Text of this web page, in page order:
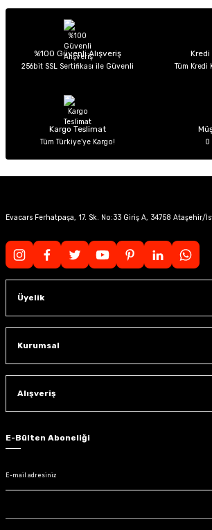
Ürün açıklamasında eksik bilgiler bulunuyor.
Ürün bilgilerinde hatalar bulunuyor.
Ürün fiyatı diğer sitelerden daha pahalı.
Sitemize ilk yorumu siz
%100 Güvenli Alışveriş
256bit SSL Sertifikası ile Güvenli
Kredi
Tüm Kredi
Kargo Teslimat
Tüm Türkiye’ye Kargo! 0
Evacars Ferhatpaşa, 17. Sk. No:33 Giriş A, 34758 Ataşehir/
Üyelik
Kurumsal
Alışveriş
E-Bülten Aboneliği